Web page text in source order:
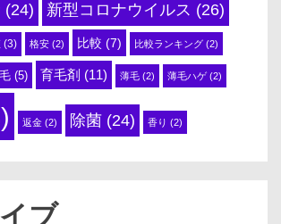
(24) 新型コロナウイルス (26)
(3) 格安 (2) 比較 (7) 比較ランキング (2)
(5) 育毛剤 (11) 薄毛 (2) 薄毛ハゲ(2)
返金 (2) 除菌 (24) 香り (2)
ブ